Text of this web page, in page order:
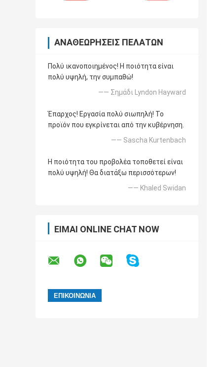
ΑΝΑΘΕΩΡΉΣΕΙΣ ΠΕΛΑΤΏΝ
Πολύ ικανοποιημένος! Η ποιότητα είναι
πολύ υψηλή, την συμπαθώ!
—— Σημάδι Lyndon Hayward
Έπαρχος! Εργασία πολύ σιωπηλή! Το
προϊόν που εγκρίνεται από την κυβέρνηση.
—— Sascha Kurtenbach
Η ποιότητα του προβολέα τοποθετεί είναι
πολύ υψηλή! Θα διατάξω περισσότερων!
—— Khaled Swidan
ΕΊΜΑΙ ONLINE CHAT NOW